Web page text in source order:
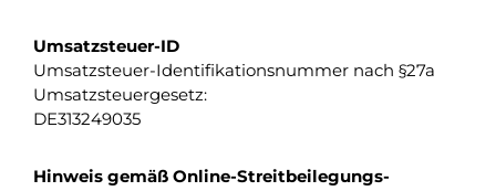
Umsatzsteuer-ID
Umsatzsteuer-Identifikationsnummer nach §27a
Umsatzsteuergesetz:
DE313249035
Hinweis gemäß Online-Streitbeilegungs-